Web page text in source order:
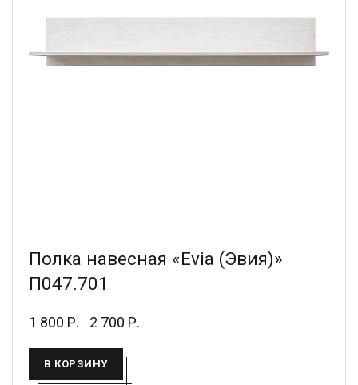
Полка навесная «Evia (Эвия)»
П047.701
1 800 Р. 2 700 Р.
В КОРЗИНУ